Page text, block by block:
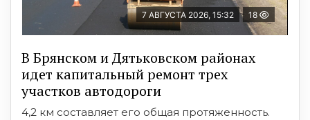
7 АВГУСТА 2026, 15:32 18
В Брянском и Дятьковском районах
идет капитальный ремонт трех
участков автодороги
4,2 км составляет его общая протяженность.